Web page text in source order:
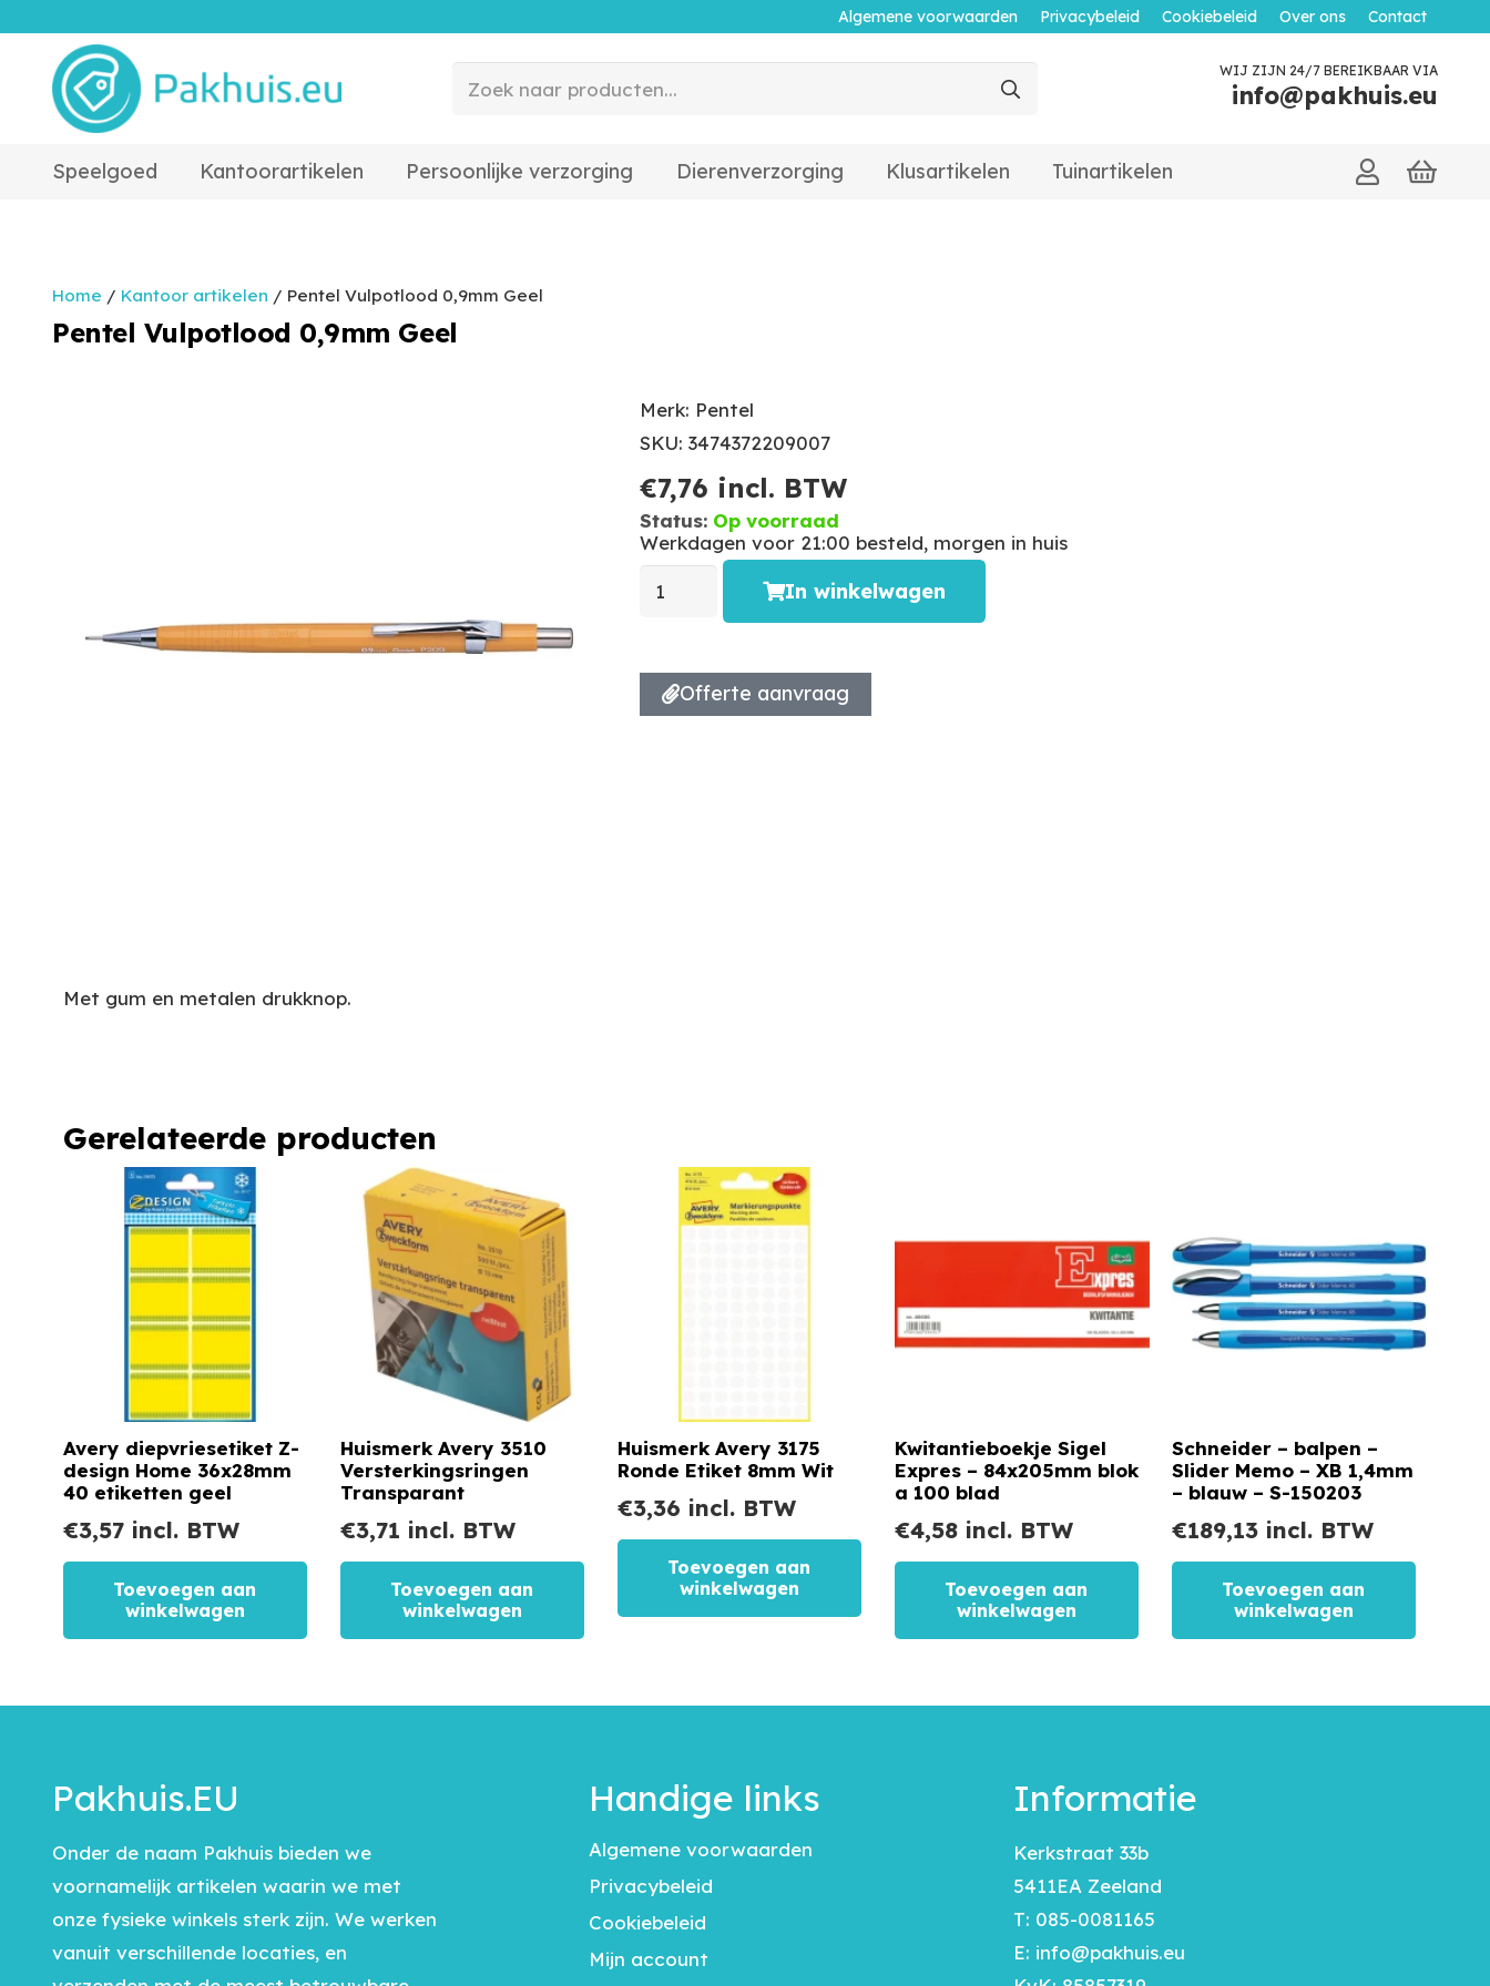
Algemene voorwaarden Privacybeleid Cookiebeleid Over ons Contact
WIJ ZIJN 24/7 BEREIKBAAR VIA
info@pakhuis.eu
Speelgoed Kantoorartikelen Persoonlijke verzorging Dierenverzorging Klusartikelen Tuinartikelen
Home / Kantoor artikelen / Pentel Vulpotlood 0,9mm Geel
Pentel Vulpotlood 0,9mm Geel
Merk: Pentel
SKU: 3474372209007
€7,76 incl. BTW
Status: Op voorraad
Werkdagen voor 21:00 besteld, morgen in huis
In winkelwagen
Offerte aanvraag
Met gum en metalen drukknop.
Gerelateerde producten
Avery diepvriesetiket Z-
design Home 36x28mm
40 etiketten geel
€3,57 incl. BTW
Toevoegen aan
winkelwagen
Huismerk Avery 3510
Versterkingsringen
Transparant
€3,71 incl. BTW
Toevoegen aan
winkelwagen
Huismerk Avery 3175
Ronde Etiket 8mm Wit
€3,36 incl. BTW
Toevoegen aan
winkelwagen
Kwitantieboekje Sigel
Expres – 84x205mm blok
a 100 blad
€4,58 incl. BTW
Toevoegen aan
winkelwagen
Schneider – balpen –
Slider Memo – XB 1,4mm
– blauw – S-150203
€189,13 incl. BTW
Toevoegen aan
winkelwagen
Pakhuis.EU
Onder de naam Pakhuis bieden we
voornamelijk artikelen waarin we met
onze fysieke winkels sterk zijn. We werken
vanuit verschillende locaties, en
Handige links
Algemene voorwaarden
Privacybeleid
Cookiebeleid
Mijn account
Informatie
Kerkstraat 33b
5411EA Zeeland
T: 085-0081165
E: info@pakhuis.eu